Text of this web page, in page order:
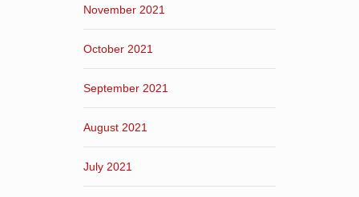
November 2021
October 2021
September 2021
August 2021
July 2021